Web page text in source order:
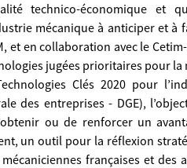
technico-économique et
mécanique à anticiper et à
et en collaboration avec le
jugées prioritaires pour la
Clés 2020 pour
des entreprises - DGE),
ou de renforcer un
un outil pour la réflexion
françaises et des